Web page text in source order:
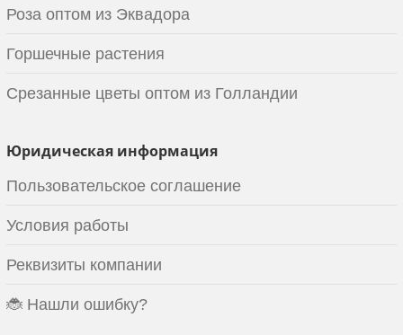
Роза оптом из Эквадора
Горшечные растения
Срезанные цветы оптом из Голландии
Юридическая информация
Пользовательское соглашение
Условия работы
Реквизиты компании
🐞 Нашли ошибку?